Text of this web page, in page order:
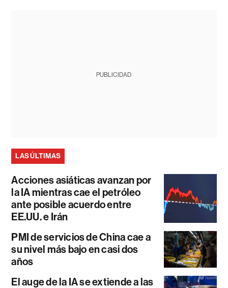
PUBLICIDAD
LAS ÚLTIMAS
Acciones asiáticas avanzan por
la IA mientras cae el petróleo
ante posible acuerdo entre
EE.UU. e Irán
PMI de servicios de China cae a
su nivel más bajo en casi dos
años
El auge de la IA se extiende a las